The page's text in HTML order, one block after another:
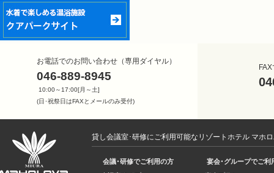
お電話でのお問い合わせ（専用ダイヤル）
046-889-8945
10:00～17:00[月～土]
(日･祝祭日はFAXとメールのみ受付)
貸し会議室･研修にご利用可能なリゾートホテル マホ
会議･研修でご利用の方
宴会･グループでご利